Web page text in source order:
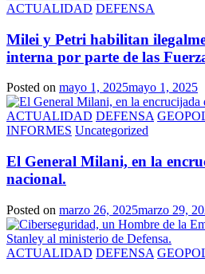
ACTUALIDAD DEFENSA
Milei y Petri habilitan
interna por parte de las
Posted on mayo 1, 2025mayo 1, 2025
ACTUALIDAD DEFENSA
INFORMES Uncategorized
El General Milani, en la
nacional.
Posted on marzo 26, 2025marzo 29,
ACTUALIDAD DEFENSA